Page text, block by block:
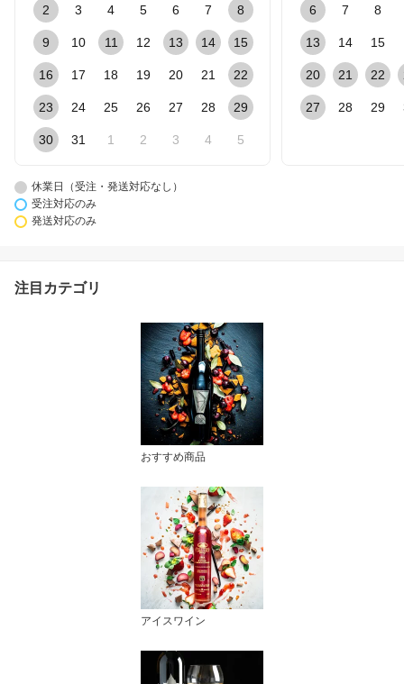
2 3 4 5 6 7 8
9 10 11 12 13 14 15
16 17 18 19 20 21 22
23 24 25 26 27 28 29
30 31 1 2 3 4 5
6 7 8
13 14 15
20 21 22
27 28 29
休業日（受注・発送対応なし）
受注対応のみ
発送対応のみ
注目カテゴリ
おすすめ商品
アイスワイン